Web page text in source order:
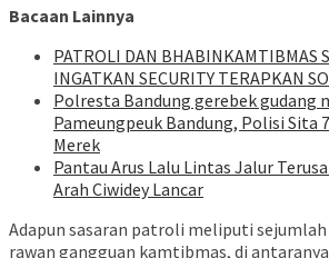
Bacaan Lainnya
‎PATROLI DAN BHABINKAMTIBMAS
INGATKAN SECURITY TERAPKAN
Polresta Bandung gerebek gudang
Pameungpeuk Bandung, Polisi Sita
Merek
Pantau Arus Lalu Lintas Jalur
Arah Ciwidey Lancar
Adapun sasaran patroli meliputi
rawan gangguan kamtibmas, di